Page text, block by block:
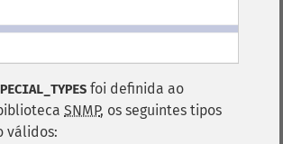
foi definida ao
SNMP, os seguintes tipos
válidos: